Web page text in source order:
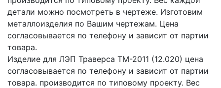
детали можно посмотреть в чертеже. Изготовим
металлоизделия по Вашим чертежам. Цена
согласовывается по телефону и зависит от партии
товара.
Изделие для ЛЭП Траверса ТМ-2011 (12.020) цена
согласовывается по телефону и зависит от партии
товара. производится по типовому проекту. Вес